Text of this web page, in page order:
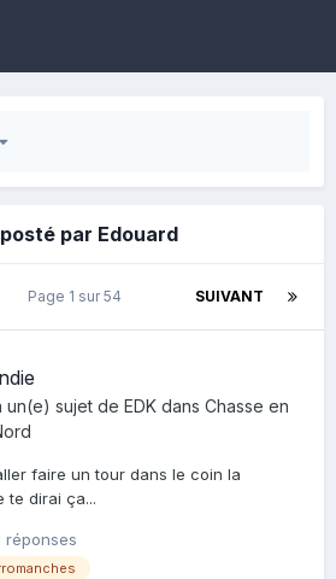
par Edouard
SUIVANT
Page 1 sur 54
un(e) sujet de EDK dans Chasse en
faire un tour dans le coin la
te dirai ça...
réponses